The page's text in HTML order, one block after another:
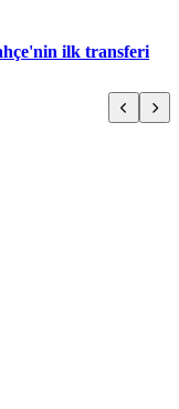
ilk transferi